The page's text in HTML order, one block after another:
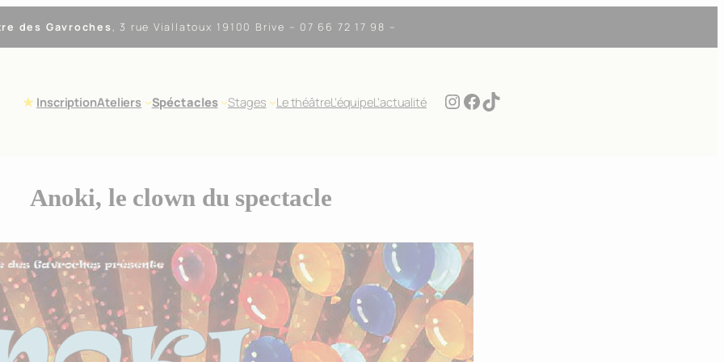
des Gavroches , 3 rue Viallatoux 19100 Brive – 07 66 72 17 98 –
InscriptionAteliers Spéctacles Stages Le théâtreL’équipeL’actualité Instagram
Facebook
TikTok
Anoki, le clown du spectacle